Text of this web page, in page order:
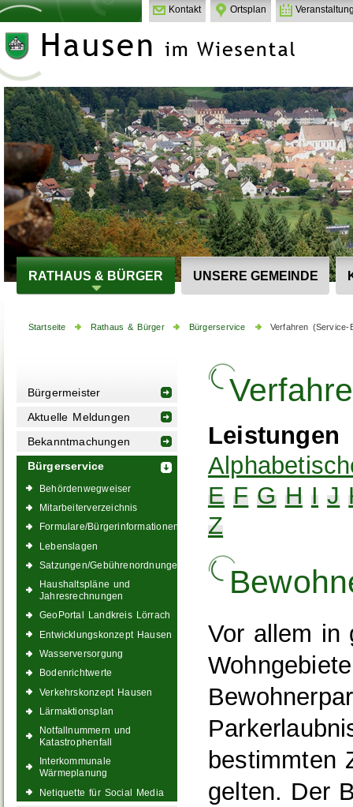
Kontakt Ortsplan
RATHAUS & BÜRGER UNSERE GEMEINDE
Startseite Rathaus & Bürger Bürgerservice Verfahren (Service-
Bürgermeister
Aktuelle Meldungen
Bekanntmachungen
Bürgerservice
Behördenwegweiser
Mitarbeiterverzeichnis
Formulare/Bürgerinformationen
Lebenslagen
Satzungen/Gebührenordnungen
Haushaltspläne und
Jahresrechnungen
GeoPortal Landkreis Lörrach
Entwicklungskonzept Hausen
Wasserversorgung
Bodenrichtwerte
Verkehrskonzept Hausen
Lärmaktionsplan
Notfallnummern und
Katastrophenfall
Interkommunale
Wärmeplanung
Netiquette für Social Media
Leistungen
E F G H I J
Z
Vor allem in
bestimmten
gelten. Der